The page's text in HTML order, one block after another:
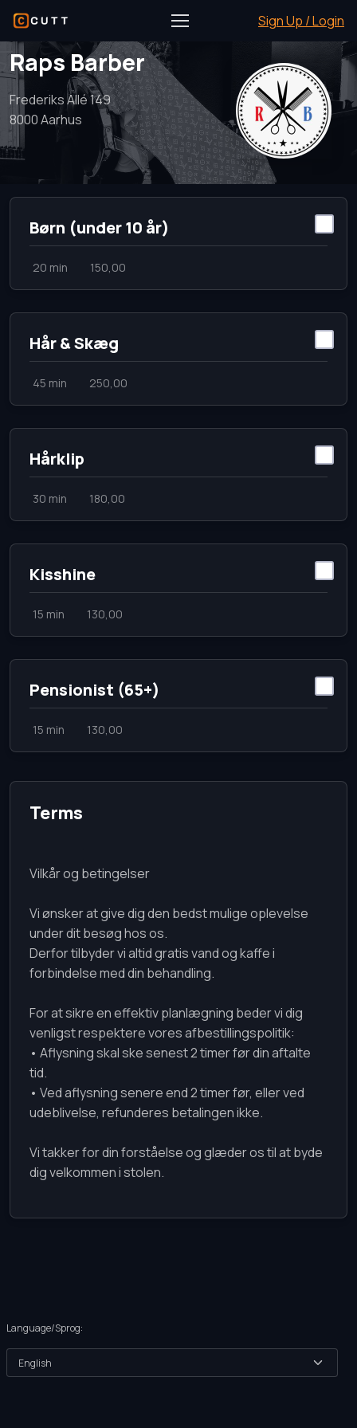
Sign Up / Login
Raps Barber
Frederiks Allé 149
8000 Aarhus
Terms
Vilkår og betingelser
Vi ønsker at give dig den bedst mulige oplevelse
under dit besøg hos os.
Derfor tilbyder vi altid gratis vand og kaffe i
forbindelse med din behandling.
For at sikre en effektiv planlægning beder vi dig
venligst respektere vores afbestillingspolitik:
• Aflysning skal ske senest 2 timer før din aftalte
tid.
• Ved aflysning senere end 2 timer før, eller ved
udeblivelse, refunderes betalingen ikke.
Vi takker for din forståelse og glæder os til at byde
Børn (under 10 år)
20 min 150,00
Hår & Skæg
45 min 250,00
Hårklip
30 min 180,00
Kisshine
15 min 130,00
Pensionist (65+)
15 min 130,00
Language/Sprog: